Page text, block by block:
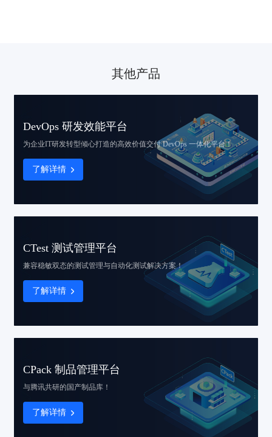
其他产品
DevOps 研发效能平台
为企业IT研发转型倾心打造的高效价值交付 DevOps 一体化平台！
了解详情
CTest 测试管理平台
兼容稳敏双态的测试管理与自动化测试解决方案！
了解详情
CPack 制品管理平台
与腾讯共研的国产制品库！
了解详情